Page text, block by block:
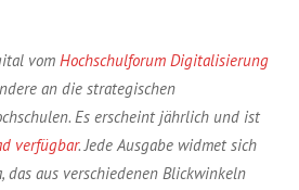
vom Hochschulforum Digitalisierung
an die strategischen
Es erscheint jährlich und ist
verfügbar. Jede Ausgabe widmet sich
das aus verschiedenen Blickwinkeln